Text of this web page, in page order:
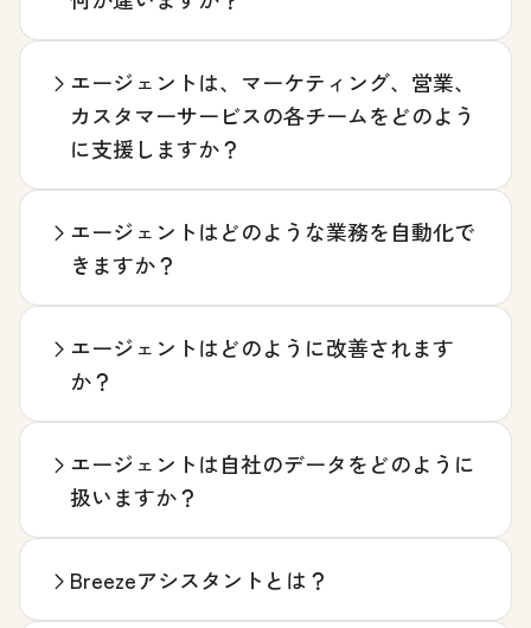
エージェントは、マーケティング、営業、
カスタマーサービスの各チームをどのよう
に支援しますか？
エージェントはどのような業務を自動化で
きますか？
エージェントはどのように改善されます
か？
エージェントは自社のデータをどのように
扱いますか？
Breezeアシスタントとは？